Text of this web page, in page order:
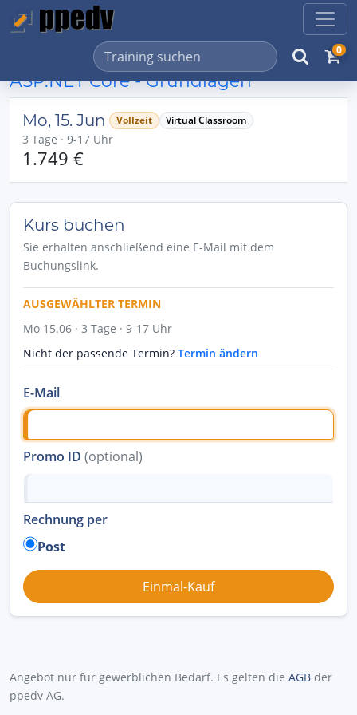
0
ASP.NET Core - Grundlagen
Mo, 15. Jun Vollzeit Virtual Classroom
3 Tage · 9-17 Uhr
1.749 €
Kurs buchen
Sie erhalten anschließend eine E-Mail mit dem
Buchungslink.
AUSGEWÄHLTER TERMIN
Mo 15.06 · 3 Tage · 9-17 Uhr
Nicht der passende Termin? Termin ändern
E-Mail
Promo ID (optional)
Rechnung per
Post
Angebot nur für gewerblichen Bedarf. Es gelten die AGB der
ppedv AG.